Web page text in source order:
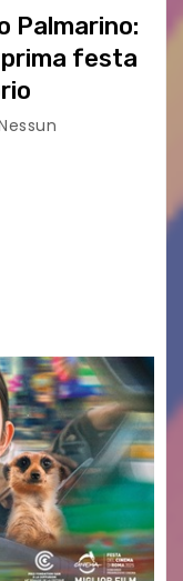
Palmarino:
festa